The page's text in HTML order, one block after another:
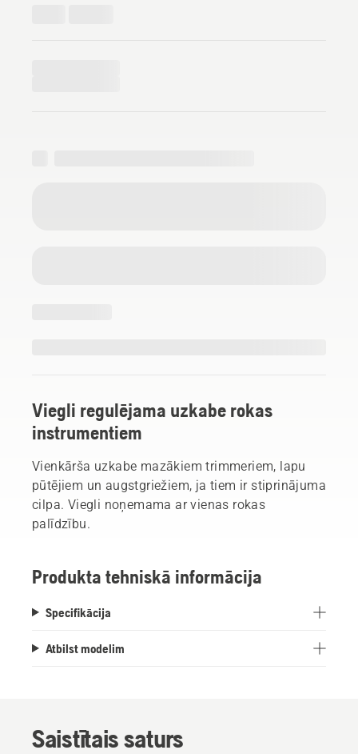
Viegli regulējama uzkabe rokas
instrumentiem
Vienkārša uzkabe mazākiem trimmeriem, lapu
pūtējiem un augstgriežiem, ja tiem ir stiprinājuma
cilpa. Viegli noņemama ar vienas rokas
palīdzību.
Produkta tehniskā informācija
Specifikācija
Atbilst modelim
Saistītais saturs